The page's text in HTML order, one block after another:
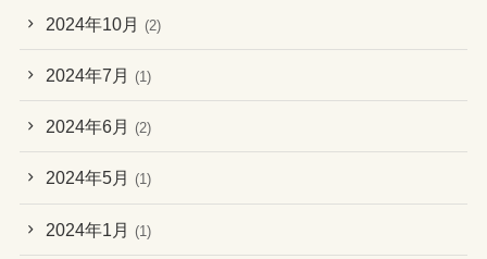
2024年10月 (2)
2024年7月 (1)
2024年6月 (2)
2024年5月 (1)
2024年1月 (1)